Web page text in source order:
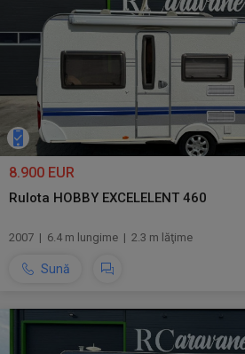
8.900 EUR
Rulota HOBBY EXCELELENT 460
2007 | 6.4 m lungime | 2.3 m lăţime
Sună